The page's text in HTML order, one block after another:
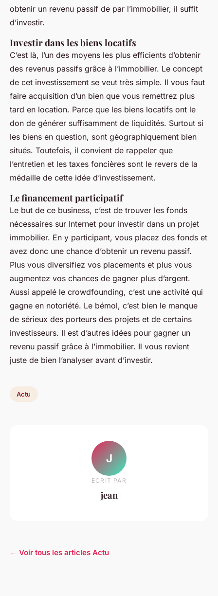
obtenir un revenu passif de par l’immobilier, il suffit
d’investir.
Investir dans les biens locatifs
C’est là, l’un des moyens les plus efficients d’obtenir
des revenus passifs grâce à l’immobilier. Le concept
de cet investissement se veut très simple. Il vous faut
faire acquisition d’un bien que vous remettrez plus
tard en location. Parce que les biens locatifs ont le
don de générer suffisamment de liquidités. Surtout si
les biens en question, sont géographiquement bien
situés. Toutefois, il convient de rappeler que
l’entretien et les taxes foncières sont le revers de la
médaille de cette idée d’investissement.
Le financement participatif
Le but de ce business, c’est de trouver les fonds
nécessaires sur Internet pour investir dans un projet
immobilier. En y participant, vous placez des fonds et
avez donc une chance d’obtenir un revenu passif.
Plus vous diversifiez vos placements et plus vous
augmentez vos chances de gagner plus d’argent.
Aussi appelé le crowdfounding, c’est une activité qui
gagne en notoriété. Le bémol, c’est bien le manque
de sérieux des porteurs des projets et de certains
investisseurs. Il est d’autres idées pour gagner un
revenu passif grâce à l’immobilier. Il vous revient
juste de bien l’analyser avant d’investir.
Actu
J
ECRIT PAR
jean
← Voir tous les articles Actu